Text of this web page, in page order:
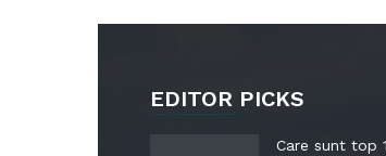
EDITOR PICKS
Care sunt top